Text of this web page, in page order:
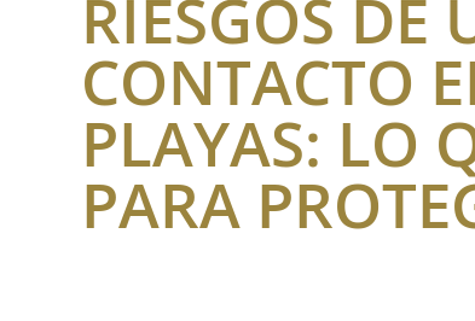
RIESGOS DE
CONTACTO
PLAYAS: LO
PARA